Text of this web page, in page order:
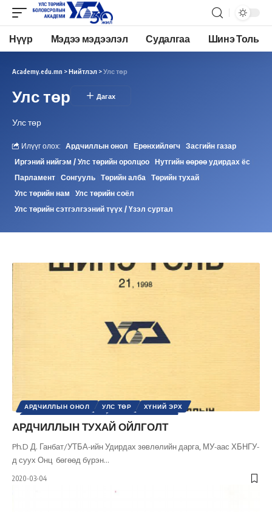
Нүүр Мэдээ мэдээлэл Судалгаа Шинэ Толь
Academy.edu.mn >Нийтлэл >Улс төр
Улс төр
Улс төр
Илүүг олох: Ардчиллын онол Ерөнхийлөгч Засгийн газар
Иргэний нийгэм / Улс төрийн оролцоо Нутгийн өөрөө удирдах ёс
Парламент Сонгууль Төрийн алба Төрийн тухай
Улс төрийн нам
Улс төрийн соёл
Улс төрийн сэтгэлгээний түүх / Үзэл суртал
АРДЧИЛЛЫН ОНОЛ УЛС ТӨР
ХҮНИЙ ЭРХ
АРДЧИЛЛЫН ТУХАЙ ОЙЛГОЛТ
Ph.D Д. Ганбат/УТБА-ийн Удирдах зөвлөлийн дарга, МУ-аас ХБНГУ-
д суух Онц бөгөөд бүрэн…
2020-03-04